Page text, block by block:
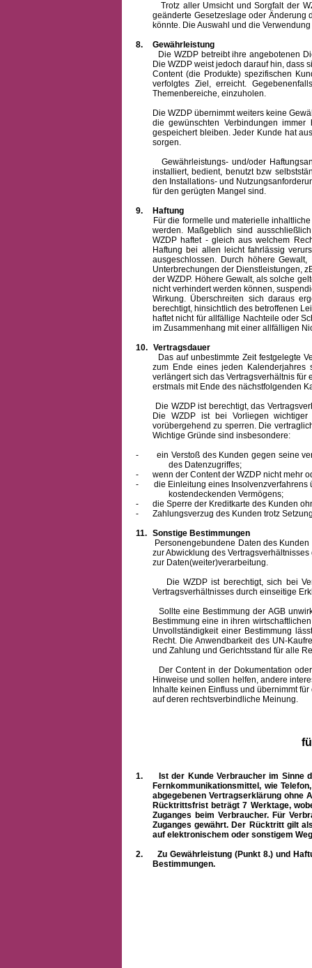
Trotz aller Umsicht und Sorgfalt der
geänderte Gesetzeslage oder Änderung
könnte. Die Auswahl und die
8.
Gewährleistung
Die WZDP betreibt ihre angebotenen
Die WZDP weist jedoch darauf hin, dass
Content (die Produkte) spezifischen
verfolgtes Ziel, erreicht.
Themenbereiche, einzuholen.
Die WZDP übernimmt weiters keine
die gewünschten Verbindungen
gespeichert bleiben. Jeder Kunde hat
sorgen.
Gewährleistungs- und/oder
installiert, bedient, benutzt bzw
den Installations- und
für den gerügten Mangel sind.
9.
Haftung
Für die formelle und materielle
werden. Maßgeblich sind
WZDP haftet - gleich aus welchem
Haftung bei allen leicht fahrlässig
ausgeschlossen. Durch höhere
Unterbrechungen der Dienstleistungen,
der WZDP. Höhere Gewalt, als solche
nicht verhindert werden können,
Wirkung. Überschreiten sich daraus
berechtigt, hinsichtlich des betroffenen
haftet nicht für allfällige Nachteile oder
im Zusammenhang mit einer allfälligen
10. Vertragsdauer
Das auf unbestimmte Zeit festgelegte
zum Ende eines jeden Kalenderjahres
verlängert sich das Vertragsverhältnis
erstmals mit Ende des nächstfolgenden
Die WZDP ist berechtigt, das
Die WZDP ist bei Vorliegen
vorübergehend zu sperren. Die
Wichtige Gründe sind insbesondere:
-
ein Verstoß des Kunden gegen seine
des Datenzugriffes;
-
wenn der Content der WZDP nicht mehr
-
die Einleitung eines
kostendeckenden Vermögens;
-
die Sperre der Kreditkarte des Kunden
-
Zahlungsverzug des Kunden trotz
11. Sonstige Bestimmungen
Personengebundene Daten des Kunden
zur Abwicklung des
zur Daten(weiter)verarbeitung.
Die WZDP ist berechtigt, sich bei
Vertragsverhältnisses durch einseitige
Sollte eine Bestimmung der AGB
Bestimmung eine in ihren
Unvollständigkeit einer Bestimmung
Recht. Die Anwendbarkeit des UN-
und Zahlung und Gerichtsstand für alle
Der Content in der Dokumentation oder
Hinweise und sollen helfen, andere
Inhalte keinen Einfluss und übernimmt
auf deren rechtsverbindliche Meinung.
1.
Ist der Kunde Verbraucher im Sinne
Fernkommunikationsmittel, wie
abgegebenen Vertragserklärung ohne
Rücktrittsfrist beträgt 7 Werktage,
Zuganges beim Verbraucher. Für
Zuganges gewährt. Der Rücktritt gilt
auf elektronischem oder sonstigem
2.
Zu Gewährleistung (Punkt 8.) und
Bestimmungen.